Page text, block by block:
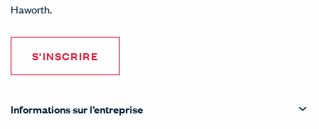
Haworth.
S'INSCRIRE
Informations sur l’entreprise